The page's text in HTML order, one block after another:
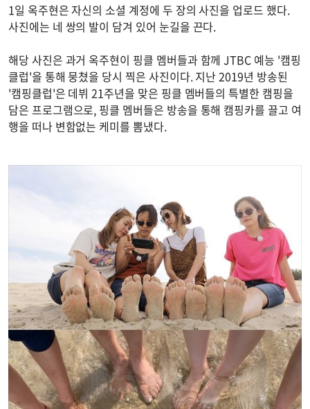
1일 옥주현은 자신의 소셜 계정에 두 장의 사진을 업로드 했다.
사진에는 네 쌍의 발이 담겨 있어 눈길을 끈다.
해당 사진은 과거 옥주현이 핑클 멤버들과 함께 JTBC 예능 '캠핑
클럽'을 통해 뭉쳤을 당시 찍은 사진이다. 지난 2019년 방송된
'캠핑클럽'은 데뷔 21주년을 맞은 핑클 멤버들의 특별한 캠핑을
담은 프로그램으로, 핑클 멤버들은 방송을 통해 캠핑카를 끌고 여
행을 떠나 변함없는 케미를 뽐냈다.